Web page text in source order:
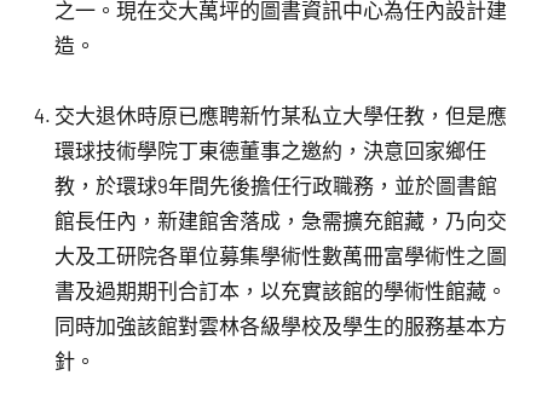
之一。現在交大萬坪的圖書資訊中心為任內設計建
造。
交大退休時原已應聘新竹某私立大學任教，但是應
環球技術學院丁東德董事之邀約，決意回家鄉任
教，於環球9年間先後擔任行政職務，並於圖書館
館長任內，新建館舍落成，急需擴充館藏，乃向交
大及工研院各單位募集學術性數萬冊富學術性之圖
書及過期期刊合訂本，以充實該館的學術性館藏。
同時加強該館對雲林各級學校及學生的服務基本方
針。